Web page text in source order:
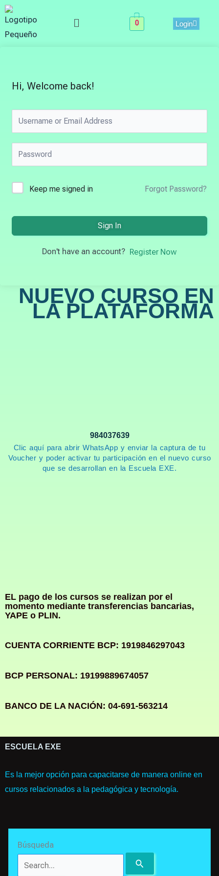
Skip
to
content
Menu 0 Login
Hi, Welcome back!
Keep me signed in Forgot Password?
Sign In
Don't have an account? Register Now
NUEVO CURSO EN
LA PLATAFORMA
984037639
Clic aquí para abrir WhatsApp y enviar la captura de tu
Voucher y poder activar tu participación en el nuevo curso
que se desarrollan en la Escuela EXE.
EL pago de los cursos se realizan por el
momento mediante transferencias bancarias,
YAPE o PLIN.
CUENTA CORRIENTE BCP: 1919846297043
BCP PERSONAL: 19199889674057
BANCO DE LA NACIÓN: 04-691-563214
ESCUELA EXE
Es la mejor opción para capacitarse de manera online en
cursos relacionados a la pedagógica y tecnología.
Búsqueda
for: